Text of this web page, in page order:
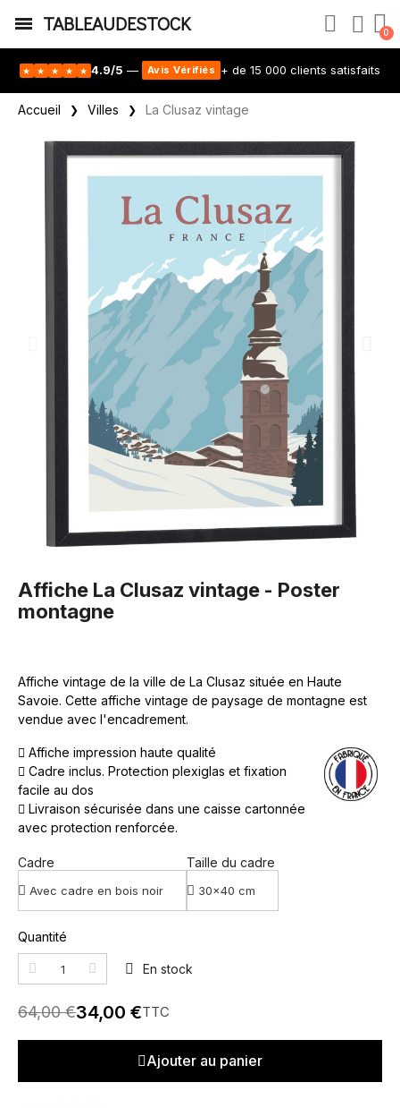
TABLEAUDESTOCK
★ ★ ★ ★ ★ 4.9/5 — Avis Vérifiés + de 15 000 clients satisfaits
Accueil Villes La Clusaz vintage
Affiche La Clusaz vintage - Poster
montagne
Affiche vintage de la ville de La Clusaz située en Haute
Savoie. Cette affiche vintage de paysage de montagne est
vendue avec l'encadrement.
Affiche impression haute qualité
Cadre inclus. Protection plexiglas et fixation
facile au dos
Livraison sécurisée dans une caisse cartonnée
avec protection renforcée.
Cadre Taille du cadre
Quantité
En stock
64,00 €34,00 €TTC
Ajouter au panier